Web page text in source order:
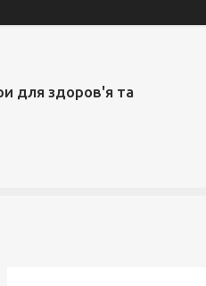
для здоров'я та